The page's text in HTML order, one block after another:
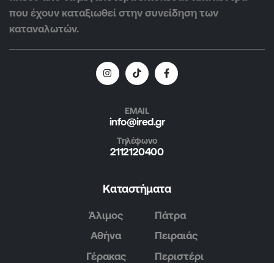
που έχουν καταξιωθεί στην συνείδηση των
καταναλωτών.
EMAIL
info@ired.gr
Τηλέφωνο
2112120400
Καταστήματα
Άλιμος
Αθήνα
Γέρακας
Πάτρα
Πειραιάς
Περιστέρι